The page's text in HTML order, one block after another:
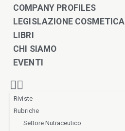
COMPANY PROFILES
LEGISLAZIONE COSMETICA
LIBRI
CHI SIAMO
EVENTI
Riviste
Rubriche
Settore Nutraceutico